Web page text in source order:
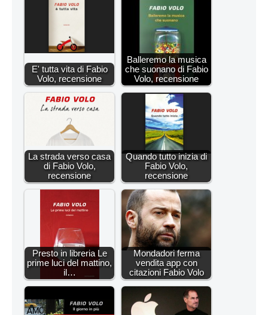
E' tutta vita di Fabio
Volo, recensione
Balleremo la musica
che suonano di Fabio
Volo, recensione
La strada verso casa
di Fabio Volo,
recensione
Quando tutto inizia di
Fabio Volo,
recensione
Presto in libreria Le
prime luci del mattino,
il…
Mondadori ferma
vendita app con
citazioni Fabio Volo